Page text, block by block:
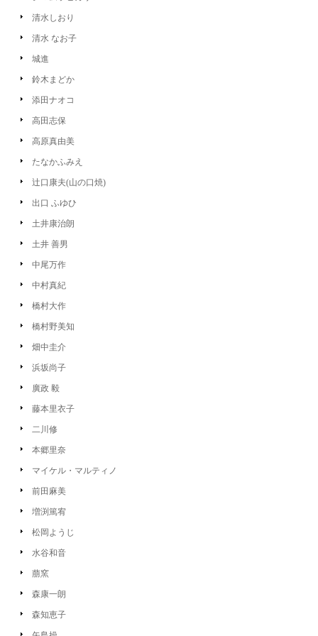
清水しおり
清水 なお子
城進
鈴木まどか
添田ナオコ
高田志保
高原真由美
たなかふみえ
辻口康夫(山の口焼)
出口 ふゆひ
土井康治朗
土井 善男
中尾万作
中村真紀
橋村大作
橋村野美知
畑中圭介
浜坂尚子
廣政 毅
藤本里衣子
二川修
本郷里奈
マイケル・マルティノ
前田麻美
増渕篤宥
松岡ようじ
水谷和音
萠窯
森康一朗
森知恵子